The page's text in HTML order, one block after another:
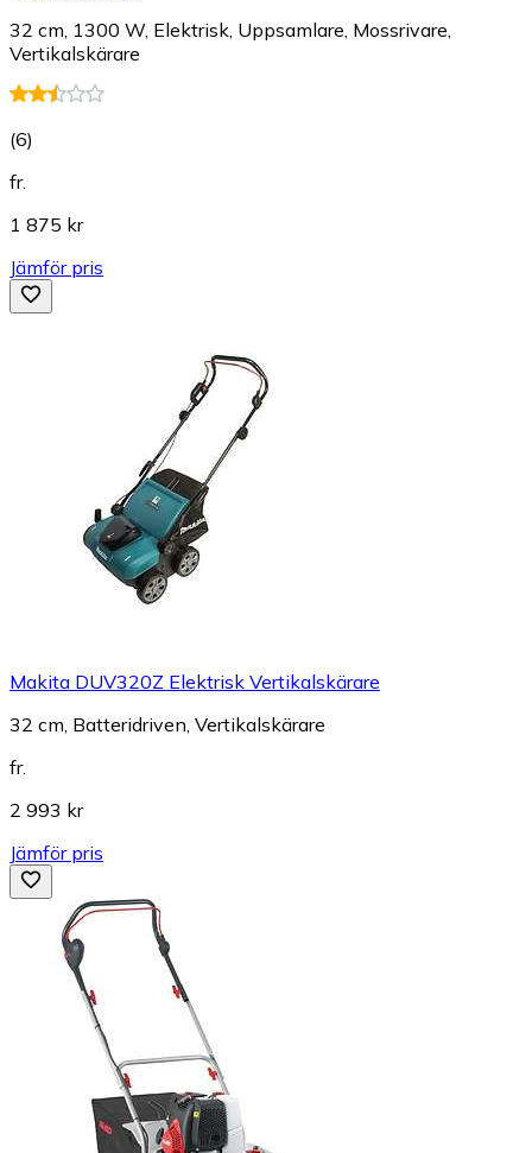
32 cm, 1300 W, Elektrisk, Uppsamlare, Mossrivare,
Vertikalskärare
(6)
fr.
1 875 kr
Jämför pris
Makita DUV320Z Elektrisk Vertikalskärare
32 cm, Batteridriven, Vertikalskärare
fr.
2 993 kr
Jämför pris